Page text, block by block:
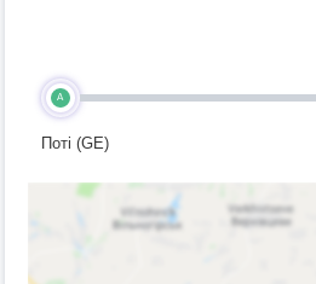
A
Поті (GE)